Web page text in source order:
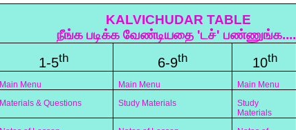
KALVICHUDAR TABLE
நீங்க படிக்க வேண்டியதை 'டச்'
1-5th 6-9th 10th
Main Menu Main Menu Main Menu
Materials & Questions
Study Materials
Study
Materials